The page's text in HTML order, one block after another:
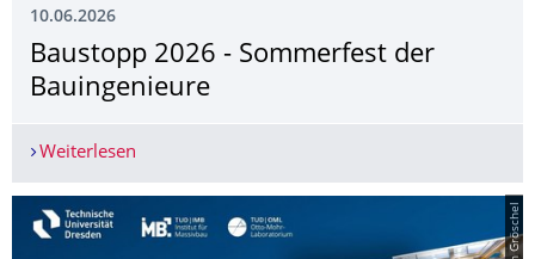
10.06.2026
Baustopp 2026 - Sommerfest der
Bauingenieure
Weiterlesen